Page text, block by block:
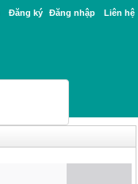
Đăng ký Đăng nhập Liên hệ